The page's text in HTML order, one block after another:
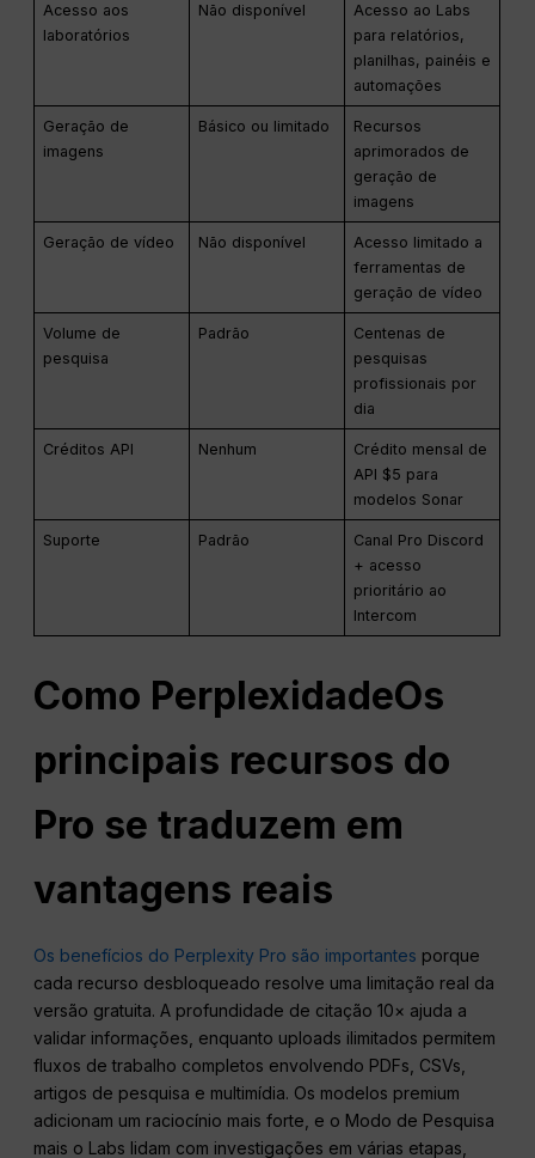
Acesso aos
laboratórios
Não disponível
Acesso ao Labs
para relatórios,
planilhas, painéis e
automações
Geração de
imagens
Básico ou limitado
Recursos
aprimorados de
geração de
imagens
Geração de vídeo Não disponível
Acesso limitado a
ferramentas de
geração de vídeo
Volume de
pesquisa
Padrão
Centenas de
pesquisas
profissionais por
dia
Créditos API Nenhum
Crédito mensal de
API $5 para
modelos Sonar
Suporte Padrão
Canal Pro Discord
+ acesso
prioritário ao
Intercom
Como PerplexidadeOs
principais recursos do
Pro se traduzem em
vantagens reais
Os benefícios do Perplexity Pro são importantes porque
cada recurso desbloqueado resolve uma limitação real da
versão gratuita. A profundidade de citação 10× ajuda a
validar informações, enquanto uploads ilimitados permitem
fluxos de trabalho completos envolvendo PDFs, CSVs,
artigos de pesquisa e multimídia. Os modelos premium
adicionam um raciocínio mais forte, e o Modo de Pesquisa
mais o Labs lidam com investigações em várias etapas,